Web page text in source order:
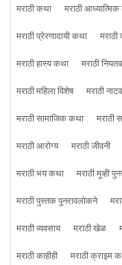
मराठी कथा मराठी
मराठी प्रेरणादायी कथा
मराठी हास्य कथा
मराठी
मराठी महिला विशेष
मराठी
मराठी सामाजिक कथा
मराठी
मराठी आरोग्य
मराठी जीवनी
मराठी भय कथा
मराठी मूव्ही
मराठी पुस्तक पुनरावलोकने
मराठी व्यवसाय
मराठी खेळ
मराठी काहीही
मराठी क्राइम